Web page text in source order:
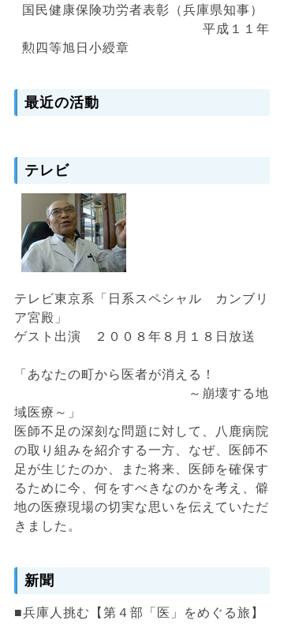
国民健康保険功労者表彰（兵庫県知事）
平成１１年
勲四等旭日小綬章
最近の活動
テレビ
テレビ東京系「日系スペシャル カンブリ
ア宮殿」
ゲスト出演 ２００８年８月１８日放送
「あなたの町から医者が消える！
～崩壊する地
域医療～」
医師不足の深刻な問題に対して、八鹿病院
の取り組みを紹介する一方、なぜ、医師不
足が生じたのか、また将来、医師を確保す
るために今、何をすべきなのかを考え、僻
地の医療現場の切実な思いを伝えていただ
きました。
新聞
■兵庫人挑む【第４部「医」をめぐる旅】